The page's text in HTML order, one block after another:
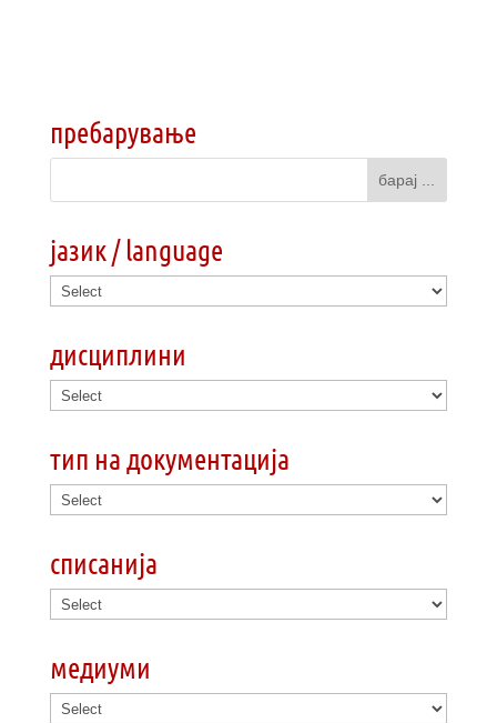
пребарување
јазик / language
дисциплини
тип на документација
списанија
медиуми